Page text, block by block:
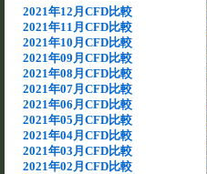
2021年12月CFD比較
2021年11月CFD比較
2021年10月CFD比較
2021年09月CFD比較
2021年08月CFD比較
2021年07月CFD比較
2021年06月CFD比較
2021年05月CFD比較
2021年04月CFD比較
2021年03月CFD比較
2021年02月CFD比較